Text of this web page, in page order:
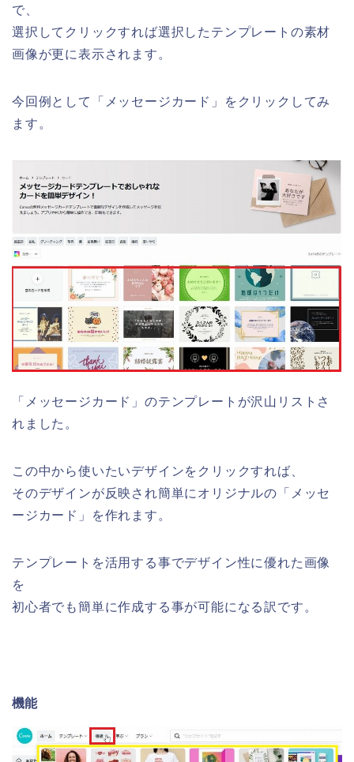
で、
選択してクリックすれば選択したテンプレートの素材
画像が更に表示されます。
今回例として「メッセージカード」をクリックしてみ
ます。
「メッセージカード」のテンプレートが沢山リストさ
れました。
この中から使いたいデザインをクリックすれば、
そのデザインが反映され簡単にオリジナルの「メッセ
ージカード」を作れます。
テンプレートを活用する事でデザイン性に優れた画像
を
初心者でも簡単に作成する事が可能になる訳です。
機能